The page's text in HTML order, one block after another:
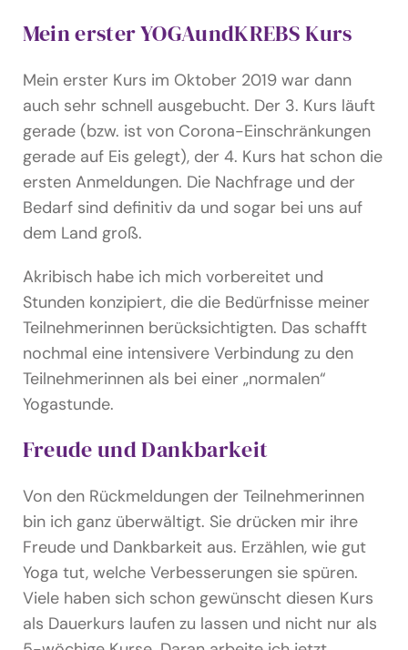
Mein erster YOGAundKREBS Kurs
Mein erster Kurs im Oktober 2019 war dann
auch sehr schnell ausgebucht. Der 3. Kurs läuft
gerade (bzw. ist von Corona-Einschränkungen
gerade auf Eis gelegt), der 4. Kurs hat schon die
ersten Anmeldungen. Die Nachfrage und der
Bedarf sind definitiv da und sogar bei uns auf
dem Land groß.
Akribisch habe ich mich vorbereitet und
Stunden konzipiert, die die Bedürfnisse meiner
Teilnehmerinnen berücksichtigten. Das schafft
nochmal eine intensivere Verbindung zu den
Teilnehmerinnen als bei einer „normalen“
Yogastunde.
Freude und Dankbarkeit
Von den Rückmeldungen der Teilnehmerinnen
bin ich ganz überwältigt. Sie drücken mir ihre
Freude und Dankbarkeit aus. Erzählen, wie gut
Yoga tut, welche Verbesserungen sie spüren.
Viele haben sich schon gewünscht diesen Kurs
als Dauerkurs laufen zu lassen und nicht nur als